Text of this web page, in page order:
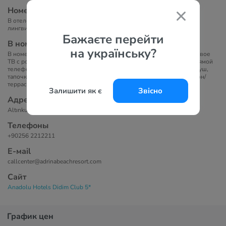
Бажаєте перейти
на українську?
Залишити як є Звісно
Номера
В отеле 362 номера. На территории отеля располагается
лингвистический детский лагерь «Хилтон» (7-18 лет).
В номерах
В номерах представлено: индивидуальный кондиционер, спутниковое
ТВ с российским каналом, мини-бар (только вода - ежедневно), прямой
телефон, набор для приготовления чая/ кофе, сейф (бесплатно), душ,
тапочки, ванные принадлежности, фен, балкон/французский балкон/
терраса.
Адрес
Altınkum Mah. Mehtap Cad. 94, No:21, 09270 Didim, Aydın, Turkey
Телефоны
+90256 2212211
Е-маil
callcenter@adrinabeachresort.com
Сайт
Anadolu Hotels Didim Club 5*
График цен